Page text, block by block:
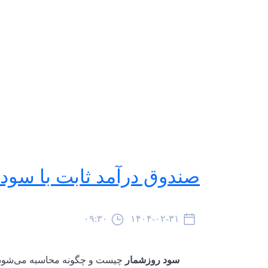
صندوق درآمد ثابت با
سود روزشمار چیست و چگونه محاسبه